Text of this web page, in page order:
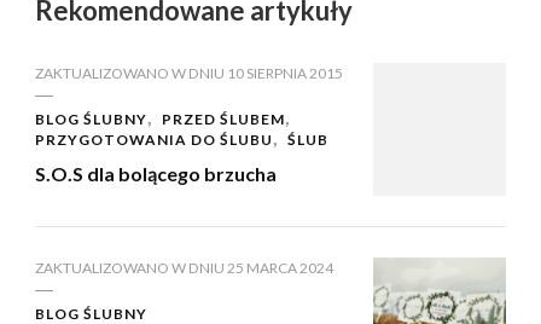
Rekomendowane artykuły
ZAKTUALIZOWANO W DNIU 10 SIERPNIA 2015
BLOG ŚLUBNY
PRZED ŚLUBEM
PRZYGOTOWANIA DO ŚLUBU
ŚLUB
S.O.S dla bolącego brzucha
ZAKTUALIZOWANO W DNIU 25 MARCA 2024
BLOG ŚLUBNY